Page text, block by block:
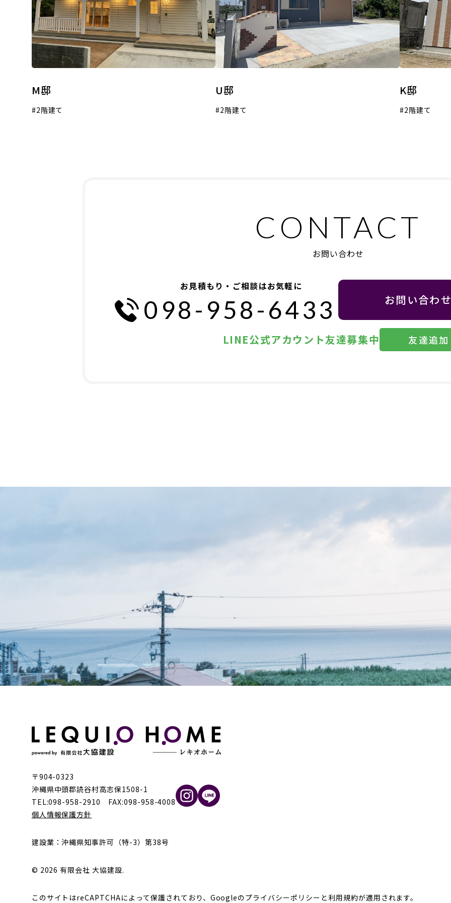
M邸
2階建て
U邸
2階建て
K邸
2階建て
お問い合わせ
お見積もり・ご相談はお気軽に
098-958-6433 お問い合わ
LINE公式アカウント友達募集中 友達追加
〒904-0323
沖縄県中頭郡読谷村高志保1508-1
TEL:098-958-2910 FAX:098-958-4008
個人情報保護方針
建設業：沖縄県知事許可（特-3）第38号
© 2026 有限会社 大協建設.
このサイトはreCAPTCHAによって保護されており、Googleのプライバシーポリシー と利用規約が適用されます。